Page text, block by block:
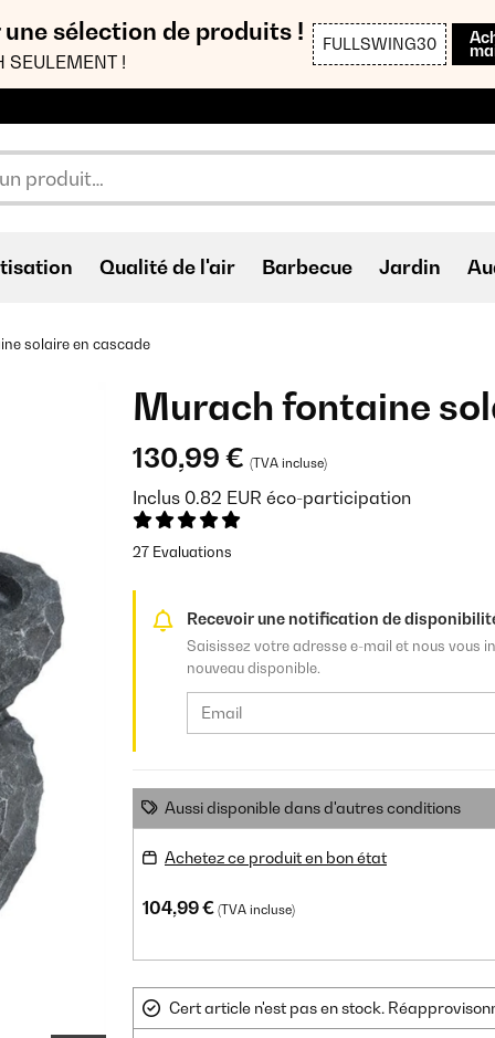
une sélection de produits !
SEULEMENT !
FULLSWING30
Qualité de l'air Barbecue Jardin
solaire en cascade
Murach fontaine
130,99 € (TVA incluse)
Inclus 0.82 EUR éco-participation
27 Evaluations
Recevoir une notification de
Saisissez votre adresse e-mail et nous vous
nouveau disponible.
Aussi disponible dans d'autres conditions
Achetez ce produit en bon état
104,99 € (TVA incluse)
Cert article n'est pas en stock.